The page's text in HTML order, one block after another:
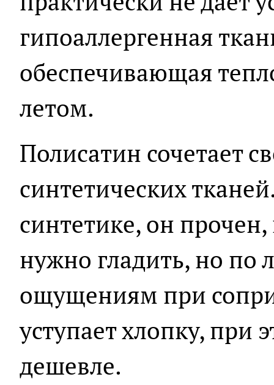
гипоаллергенная
обеспечивающая
летом.
Полисатин сочетает
синтетических
синтетике, он прочен,
нужно гладить, но по
ощущениям при
уступает хлопку, при
дешевле.